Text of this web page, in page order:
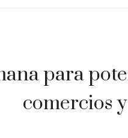
para
comercios